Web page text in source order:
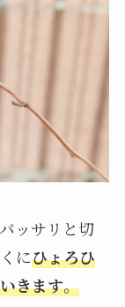
ッサリと切
にひょろひ
きます。